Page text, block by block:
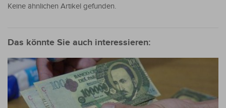
Keine ähnlichen Artikel gefunden.
Das könnte Sie auch interessieren: